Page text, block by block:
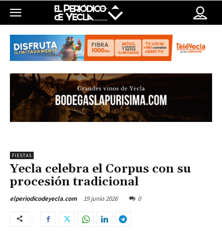
FIESTAS
Yecla celebra el Corpus con su
procesión tradicional
elperiodicodeyecla.com 19 junio 2026 0